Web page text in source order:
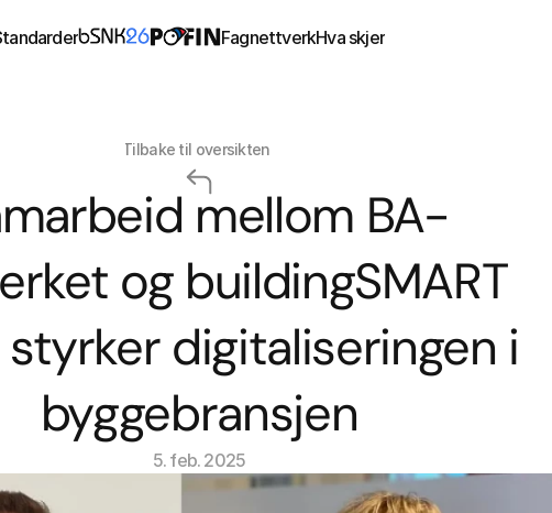
FagnettverkHva skjer
Tilbake til oversikten
mellom BA-
og buildingSMART
styrker digitaliseringen i
byggebransjen
5. feb. 2025